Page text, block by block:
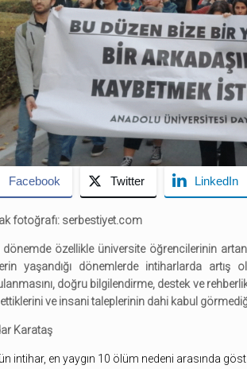
Facebook Twitter LinkedIn
fotoğrafı: serbestiyet.com
dönemde özellikle üniversite öğrencilerinin
yaşandığı dönemlerde intiharlarda artış
doğru bilgilendirme, destek ve
ve insani taleplerinin dahi kabul
Karataş
intihar, en yaygın 10 ölüm nedeni arasında